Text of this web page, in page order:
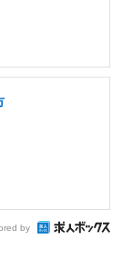
by